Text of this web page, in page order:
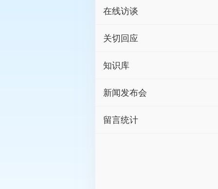
在线访谈
关切回应
知识库
新闻发布会
留言统计